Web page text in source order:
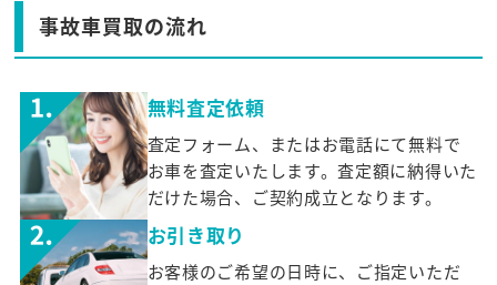
事故車買取の流れ
無料査定依頼
査定フォーム、またはお電話にて無料で
お車を査定いたします。査定額に納得いた
だけた場合、ご契約成立となります。
お引き取り
お客様のご希望の日時に、ご指定いただ